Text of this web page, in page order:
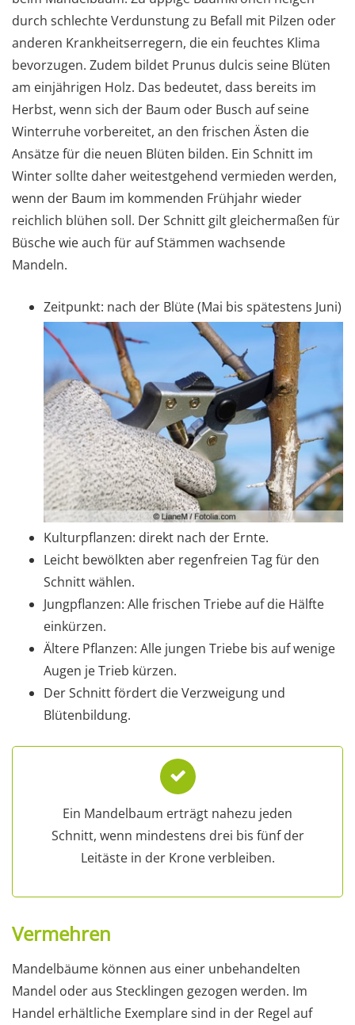
durch schlechte Verdunstung zu Befall mit Pilzen oder
anderen Krankheitserregern, die ein feuchtes Klima
bevorzugen. Zudem bildet Prunus dulcis seine Blüten
am einjährigen Holz. Das bedeutet, dass bereits im
Herbst, wenn sich der Baum oder Busch auf seine
Winterruhe vorbereitet, an den frischen Ästen die
Ansätze für die neuen Blüten bilden. Ein Schnitt im
Winter sollte daher weitestgehend vermieden werden,
wenn der Baum im kommenden Frühjahr wieder
reichlich blühen soll. Der Schnitt gilt gleichermaßen für
Büsche wie auch für auf Stämmen wachsende
Mandeln.
Zeitpunkt: nach der Blüte (Mai bis spätestens Juni)
Kulturpflanzen: direkt nach der Ernte.
Leicht bewölkten aber regenfreien Tag für den
Schnitt wählen.
Jungpflanzen: Alle frischen Triebe auf die Hälfte
einkürzen.
Ältere Pflanzen: Alle jungen Triebe bis auf wenige
Augen je Trieb kürzen.
Der Schnitt fördert die Verzweigung und
Blütenbildung.
Ein Mandelbaum erträgt nahezu jeden
Schnitt, wenn mindestens drei bis fünf der
Leitäste in der Krone verbleiben.
Vermehren
Mandelbäume können aus einer unbehandelten
Mandel oder aus Stecklingen gezogen werden. Im
Handel erhältliche Exemplare sind in der Regel auf